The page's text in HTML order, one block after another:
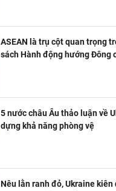
ASEAN là trụ cột quan trọng
sách Hành động hướng Đông
5 nước châu Âu thảo luận về
dựng khả năng phòng vệ
Nêu lằn ranh đỏ, Ukraine kiên